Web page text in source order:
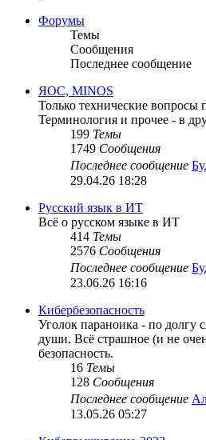
Форумы
Темы
Сообщения
Последнее сообщение
ЯОС, MINOS
Только технические
Терминология и прочее - в
199 Темы
1749 Сообщения
Последнее сообщение
29.04.26 18:28
Русский язык в ИТ
Всё о русском языке в ИТ
414 Темы
2576 Сообщения
Последнее сообщение
23.06.26 16:16
Кибербезопасность
Уголок параноика - по
души. Всё страшное (и не
безопасность.
16 Темы
128 Сообщения
Последнее сообщение
13.05.26 05:27